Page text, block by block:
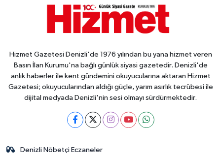
Hizmet Gazetesi Denizli'de 1976 yılından bu yana hizmet veren
Basın İlan Kurumu'na bağlı günlük siyasi gazetedir. Denizli'de
anlık haberler ile kent gündemini okuyucularına aktaran Hizmet
Gazetesi; okuyucularından aldığı güçle, yarım asırlık tecrübesi ile
dijital medyada Denizli'nin sesi olmayı sürdürmektedir.
Denizli Nöbetçi Eczaneler